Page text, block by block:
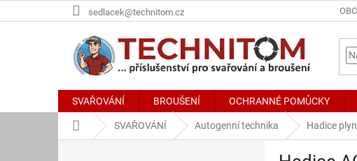
na
sedlacek@technitom.cz
SVAŘOVÁNÍ BROUŠENÍ OCHRANNÉ POMŮCKY
Domů SVAŘOVÁNÍ Autogenní technika Hadice